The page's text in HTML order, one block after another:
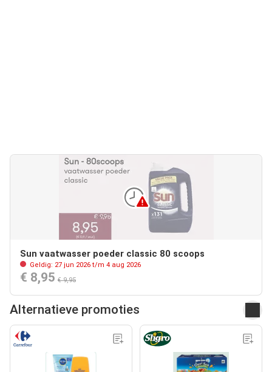
Sun vaatwasser poeder classic 80 scoops
Geldig: 27 jun 2026 t/m 4 aug 2026
€ 8,95 € 9,95
Alternatieve promoties